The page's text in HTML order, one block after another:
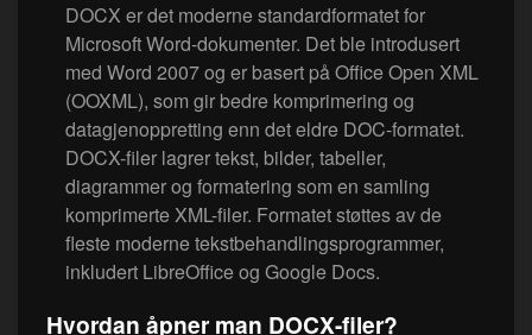
DOCX er det moderne standardformatet for
Microsoft Word-dokumenter. Det ble introdusert
med Word 2007 og er basert på Office Open XML
(OOXML), som gir bedre komprimering og
datagjenoppretting enn det eldre DOC-formatet.
DOCX-filer lagrer tekst, bilder, tabeller,
diagrammer og formatering som en samling
komprimerte XML-filer. Formatet støttes av de
fleste moderne tekstbehandlingsprogrammer,
inkludert LibreOffice og Google Docs.
Hvordan åpner man DOCX-filer?